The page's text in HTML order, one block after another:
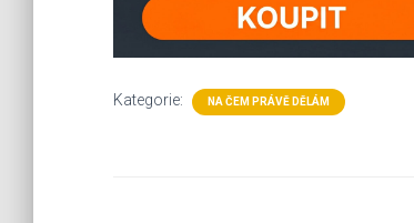
Kategorie: NA ČEM PRÁVĚ DĚLÁM